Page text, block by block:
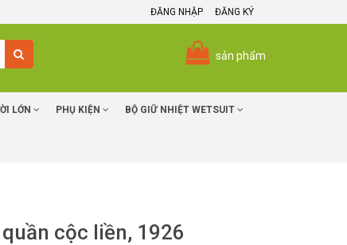
ĐĂNG NHẬP ĐĂNG KÝ
sản phẩm
LỚN PHỤ KIỆN BỘ GIỮ NHIỆT WETSUIT
cộc liền, 1926